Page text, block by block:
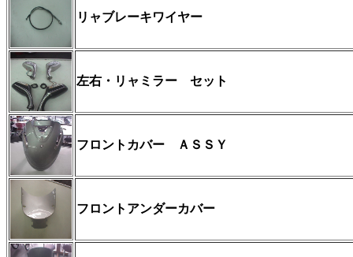
リャブレーキワイヤー
左右・リャミラー セット
フロントカバー ＡＳＳＹ
フロントアンダーカバー